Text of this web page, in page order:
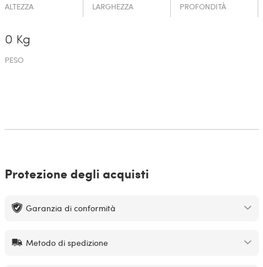
ALTEZZA LARGHEZZA PROFONDITÀ
0 Kg
PESO
Protezione degli acquisti
Garanzia di conformità
Metodo di spedizione